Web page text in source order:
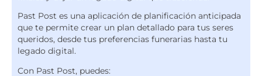
Past Post es una aplicación de planificación anticipada
que te permite crear un plan detallado para tus seres
queridos, desde tus preferencias funerarias hasta tu
legado digital.
Con Past Post, puedes: